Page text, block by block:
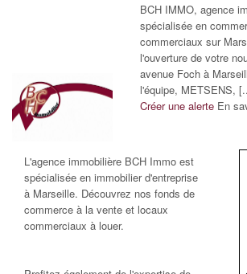
BCH IMMO, agence
spécialisée en
commerciaux sur
l'ouverture de votre
avenue Foch à
l'équipe, METSENS,
Créer une alerte En
L'agence immobilière BCH Immo est
spécialisée en immobilier d'entreprise
à Marseille. Découvrez nos fonds de
commerce à la vente et locaux
commerciaux à louer.